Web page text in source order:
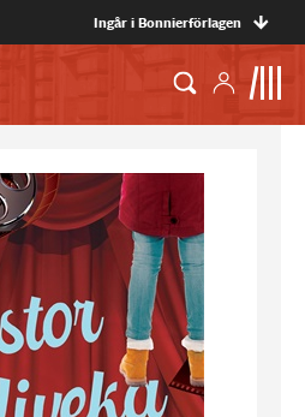
Ingår i Bonnierförlagen